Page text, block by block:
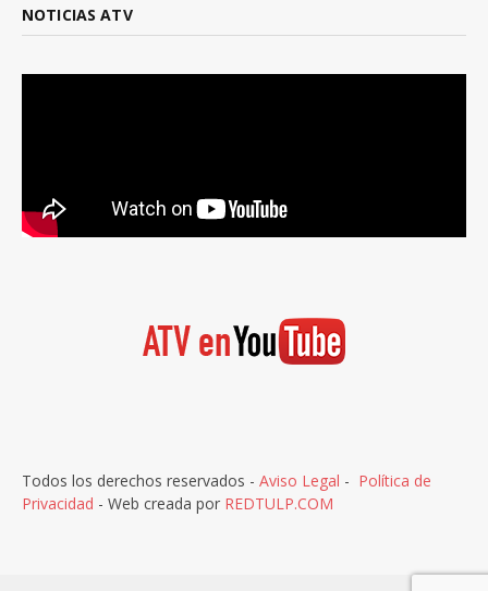
NOTICIAS ATV
Todos los derechos reservados - Aviso Legal - Política de
Privacidad - Web creada por REDTULP.COM